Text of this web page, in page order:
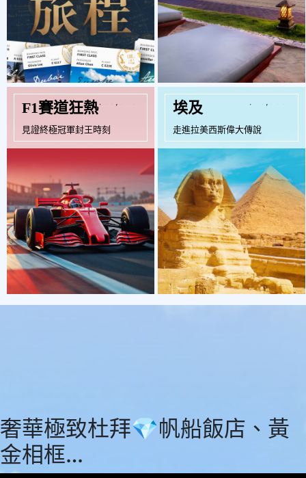
F1賽道狂熱
見證終極冠軍封王時刻
$99,000 起
埃及
走進拉美西斯偉大傳說
$49,900
奢華極致杜拜💎帆船飯店、黃
金相框…